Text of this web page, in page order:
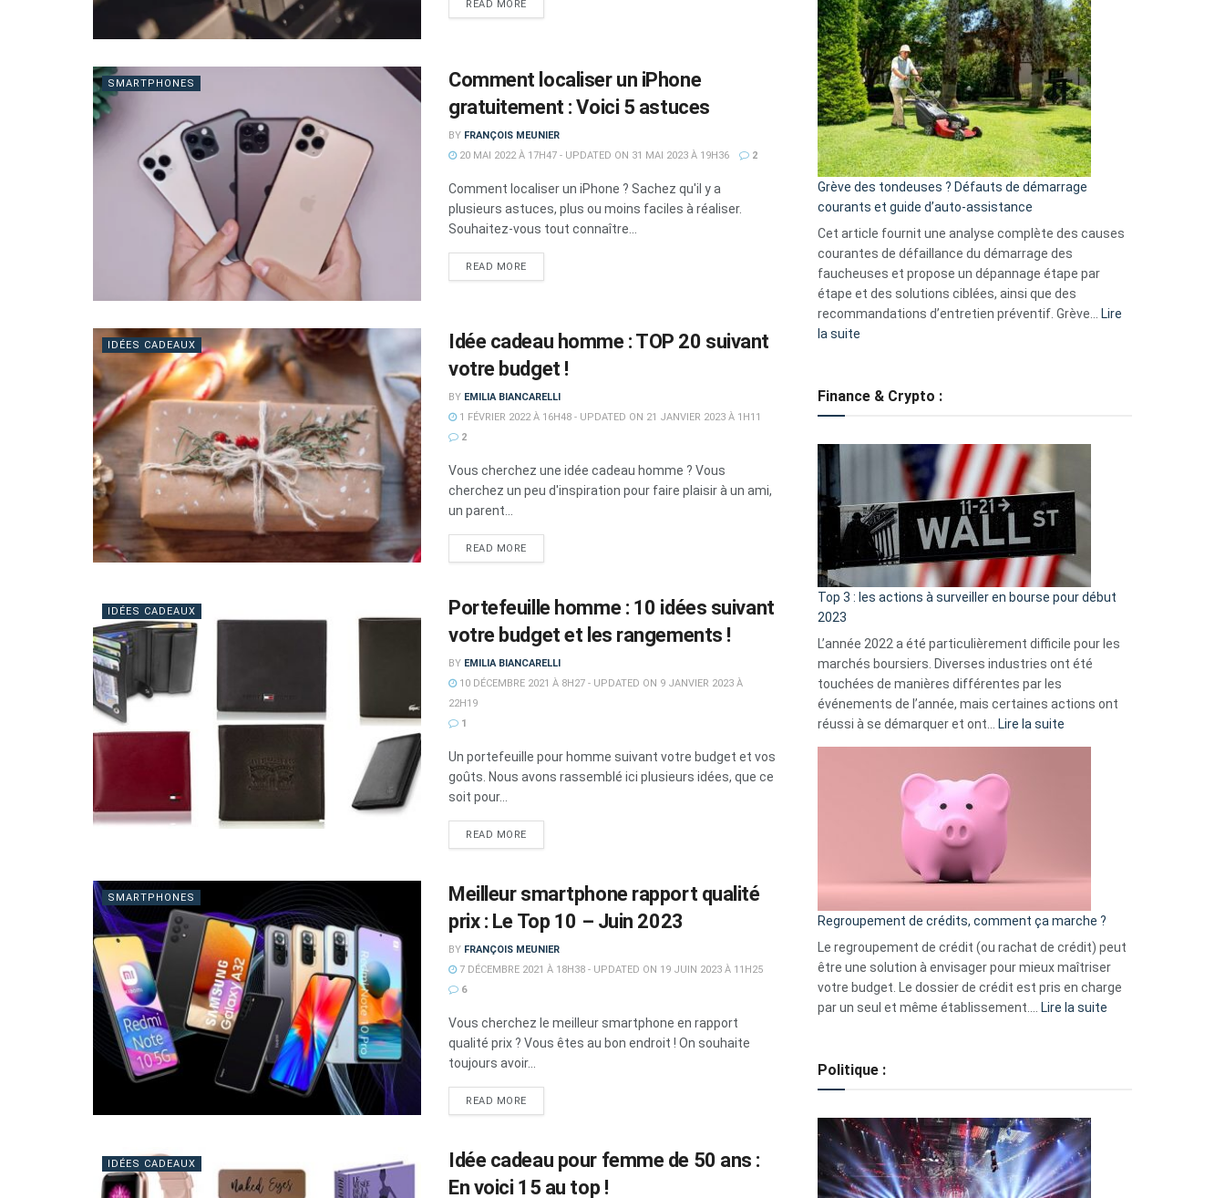
READ MOREDETAILS
SMARTPHONES
Comment localiser un iPhone
gratuitement : Voici 5 astuces
BY FRANÇOIS MEUNIER
20 MAI 2022 À 17H47 - UPDATED ON 31 MAI 2023 À 19H36
2
Comment localiser un iPhone ? Sachez qu'il y a
plusieurs astuces, plus ou moins faciles à réaliser.
Souhaitez-vous tout connaître...
READ MOREDETAILS
IDÉES CADEAUX
Idée cadeau homme : TOP 20 suivant
votre budget !
BY EMILIA BIANCARELLI
1 FÉVRIER 2022 À 16H48 - UPDATED ON 21 JANVIER 2023 À 1H11
2
Vous cherchez une idée cadeau homme ? Vous
cherchez un peu d'inspiration pour faire plaisir à un ami,
un parent...
READ MOREDETAILS
IDÉES CADEAUX
Portefeuille homme : 10 idées suivant
votre budget et les rangements !
BY EMILIA BIANCARELLI
10 DÉCEMBRE 2021 À 8H27 - UPDATED ON 9 JANVIER 2023 À
22H19
1
Un portefeuille pour homme suivant votre budget et vos
goûts. Nous avons rassemblé ici plusieurs idées, que ce
soit pour...
READ MOREDETAILS
SMARTPHONES
Meilleur smartphone rapport qualité
prix : Le Top 10 – Juin 2023
BY FRANÇOIS MEUNIER
7 DÉCEMBRE 2021 À 18H38 - UPDATED ON 19 JUIN 2023 À 11H25
6
Vous cherchez le meilleur smartphone en rapport
qualité prix ? Vous êtes au bon endroit ! On souhaite
toujours avoir...
READ MOREDETAILS
IDÉES CADEAUX
Idée cadeau pour femme de 50 ans :
En voici 15 au top !
choisir
une
caméra
de
surveillance
?
5
avantages
essentiels
de
la
S330
eufy
Grève des tondeuses ? Défauts de démarrage
courants et guide d’auto-assistance
Cet article fournit une analyse complète des causes
courantes de défaillance du démarrage des
faucheuses et propose un dépannage étape par
étape et des solutions ciblées, ainsi que des
recommandations d’entretien préventif. Grève…
Lire
la suite
tondeuses
démarrage
courants
et
guide
d’auto-
assistance
Finance & Crypto :
Top 3 : les actions à surveiller en bourse pour début
2023
L’année 2022 a été particulièrement difficile pour les
marchés boursiers. Diverses industries ont été
touchées de manières différentes par les
événements de l’année, mais certaines actions ont
réussi à se démarquer et ont…
Lire la suite
en
pour
début
2023
Regroupement de crédits, comment ça marche ?
Le regroupement de crédit (ou rachat de crédit) peut
être une solution à envisager pour mieux maîtriser
votre budget. Le dossier de crédit est pris en charge
par un seul et même établissement.…
Lire la suite
Politique :